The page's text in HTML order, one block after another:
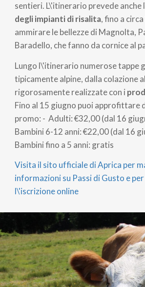
sentieri. L\'itinerario prevede anche
degli impianti di risalita, fino a
ammirare le bellezze di Magnolta,
Baradello, che fanno da cornice al
Lungo l\'itinerario numerose tappe
tipicamente alpine, dalla colazione
rigorosamente realizzate con i
Fino al 15 giugno puoi approfittare
promo: - Adulti: €32,00 (dal 16
Bambini 6-12 anni: €22,00 (dal 16
Bambini fino a 5 anni: gratis
Visita il sito ufficiale di Aprica per
informazioni su Passi di Gusto e
l\'iscrizione online